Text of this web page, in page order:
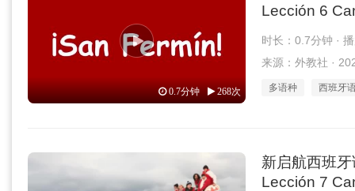
0.7分钟 268次
Lección 6
时长：0.7分钟 ·
来源：外教社 ·
多语种 西班牙
新启航西班
Lección 7